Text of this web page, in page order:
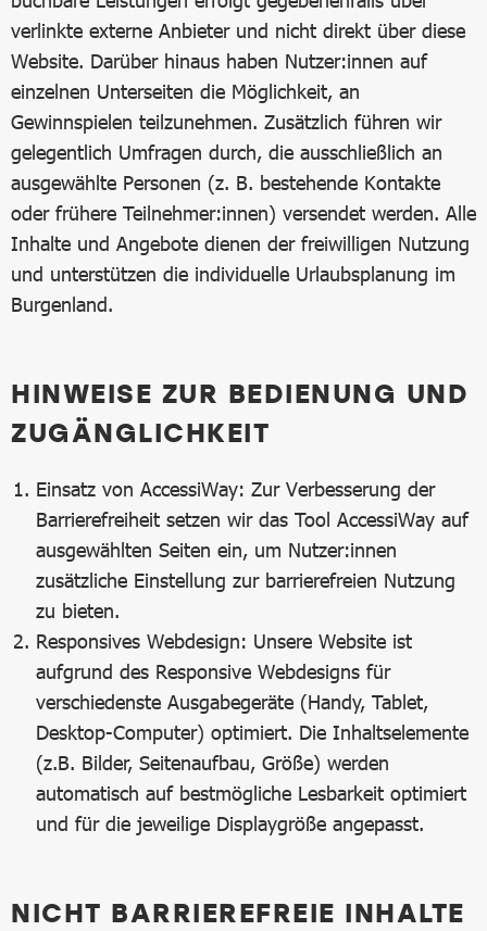
verlinkte externe Anbieter und nicht direkt über diese
Website. Darüber hinaus haben Nutzer:innen auf
einzelnen Unterseiten die Möglichkeit, an
Gewinnspielen teilzunehmen. Zusätzlich führen wir
gelegentlich Umfragen durch, die ausschließlich an
ausgewählte Personen (z. B. bestehende Kontakte
oder frühere Teilnehmer:innen) versendet werden. Alle
Inhalte und Angebote dienen der freiwilligen Nutzung
und unterstützen die individuelle Urlaubsplanung im
Burgenland.
HINWEISE ZUR BEDIENUNG UND
ZUGÄNGLICHKEIT
Einsatz von AccessiWay: Zur Verbesserung der
Barrierefreiheit setzen wir das Tool AccessiWay auf
ausgewählten Seiten ein, um Nutzer:innen
zusätzliche Einstellung zur barrierefreien Nutzung
zu bieten.
Responsives Webdesign: Unsere Website ist
aufgrund des Responsive Webdesigns für
verschiedenste Ausgabegeräte (Handy, Tablet,
Desktop-Computer) optimiert. Die Inhaltselemente
(z.B. Bilder, Seitenaufbau, Größe) werden
automatisch auf bestmögliche Lesbarkeit optimiert
und für die jeweilige Displaygröße angepasst.
NICHT BARRIEREFREIE INHALTE